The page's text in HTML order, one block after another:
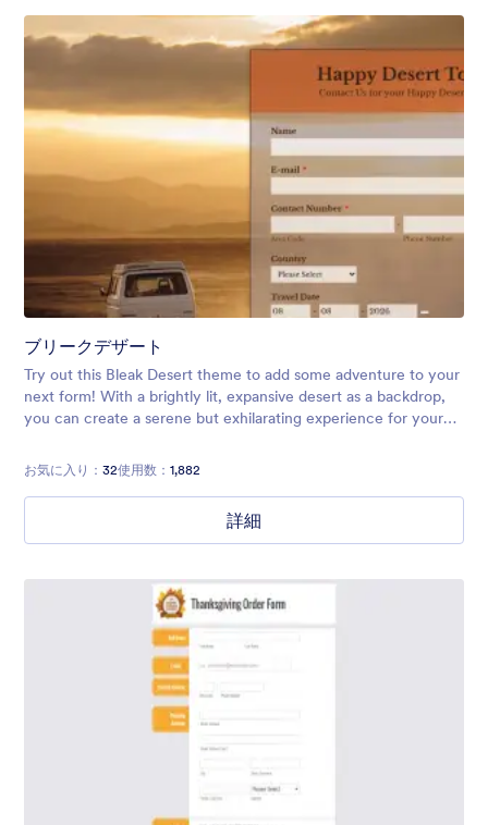
ブリークデザート
Try out this Bleak Desert theme to add some adventure to your
next form! With a brightly lit, expansive desert as a backdrop,
you can create a serene but exhilarating experience for your
お気に入り： 32使用数： 1,882
詳細